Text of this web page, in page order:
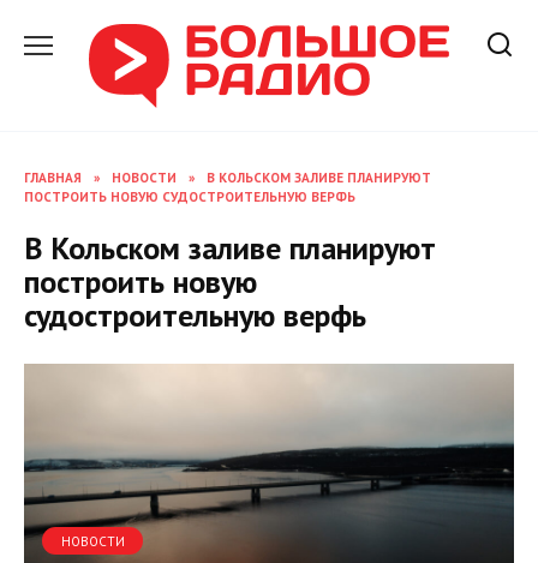
содержанию
ГЛАВНАЯ » НОВОСТИ »
В КОЛЬСКОМ ЗАЛИВЕ ПЛАНИРУЮТ
ПОСТРОИТЬ НОВУЮ СУДОСТРОИТЕЛЬНУЮ ВЕРФЬ
В Кольском заливе планируют
построить новую
судостроительную верфь
НОВОСТИ